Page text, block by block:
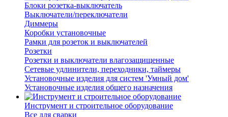
Блоки розетка-выключатель
Выключатели/переключатели
Диммеры
Коробки установочные
Рамки для розеток и выключателей
Розетки
Розетки и выключатели влагозащищенные
Сетевые удлинители, переходники, таймеры
Установочные изделия для систем 'Умный дом'
Установочные изделия общего назначения
Инструмент и строительное оборудование
Все для сварки